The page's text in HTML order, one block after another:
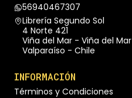
56940467307
Librería Segundo Sol
4 Norte 421
Viña del Mar - Viña del Mar
Valparaíso - Chile
INFORMACIÓN
Términos y Condiciones